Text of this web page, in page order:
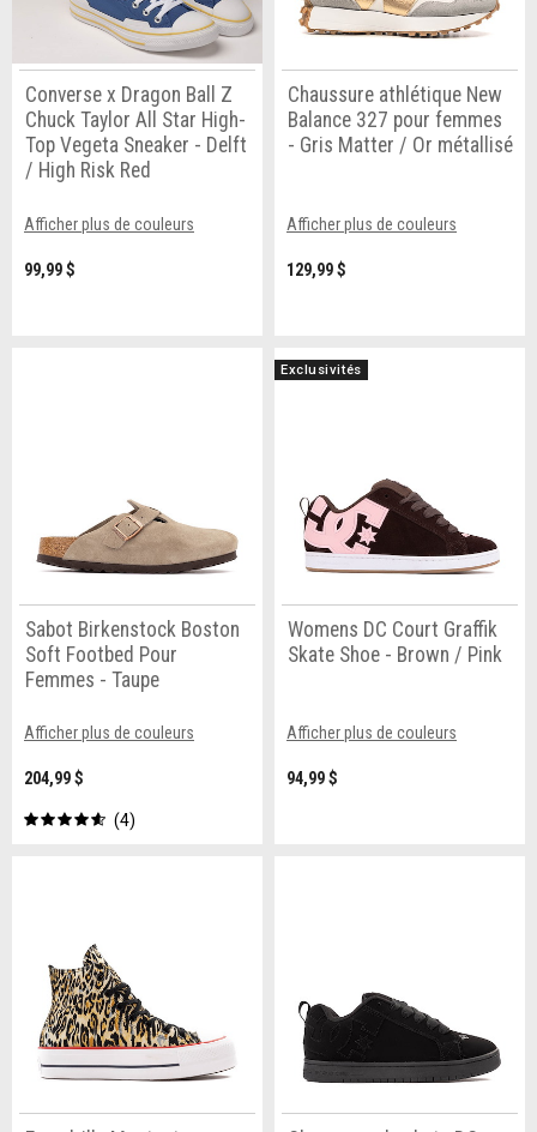
Converse x Dragon Ball Z
Chuck Taylor All Star High-
Top Vegeta Sneaker - Delft
/ High Risk Red
Afficher plus de couleurs
99,99 $
Chaussure athlétique New
Balance 327 pour femmes
- Gris Matter / Or métallisé
Afficher plus de couleurs
129,99 $
Sabot Birkenstock Boston
Soft Footbed Pour
Femmes - Taupe
Afficher plus de couleurs
204,99 $
4
Exclusivités
Womens DC Court Graffik
Skate Shoe - Brown / Pink
Afficher plus de couleurs
94,99 $